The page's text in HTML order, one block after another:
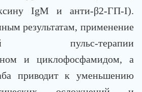
IgM и анти-β2-ГП-I).
результатам, применение
пульс-терапии
и циклофосфамидом, а
приводит к уменьшению